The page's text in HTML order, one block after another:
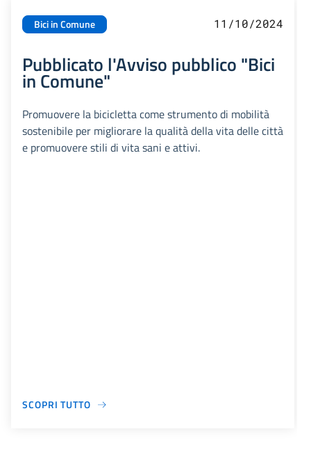
Bici in Comune 11/10/2024
Pubblicato l'Avviso pubblico "Bici
in Comune"
Promuovere la bicicletta come strumento di mobilità
sostenibile per migliorare la qualità della vita delle città
e promuovere stili di vita sani e attivi.
SCOPRI TUTTO